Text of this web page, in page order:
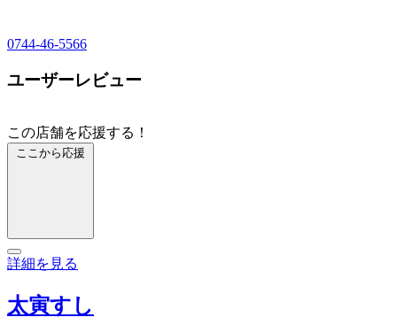
0744-46-5566
ユーザーレビュー
この店舗を応援する！
ここから応援
詳細を見る
太寅すし